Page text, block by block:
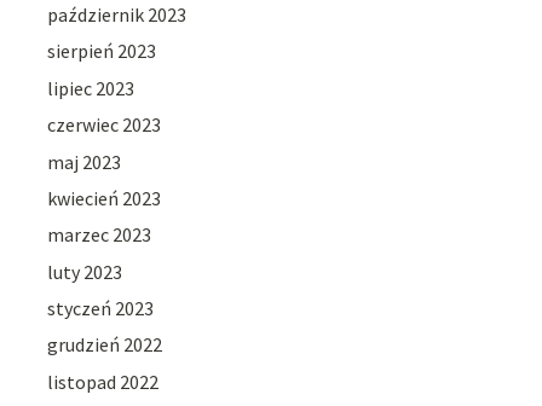
październik 2023
sierpień 2023
lipiec 2023
czerwiec 2023
maj 2023
kwiecień 2023
marzec 2023
luty 2023
styczeń 2023
grudzień 2022
listopad 2022